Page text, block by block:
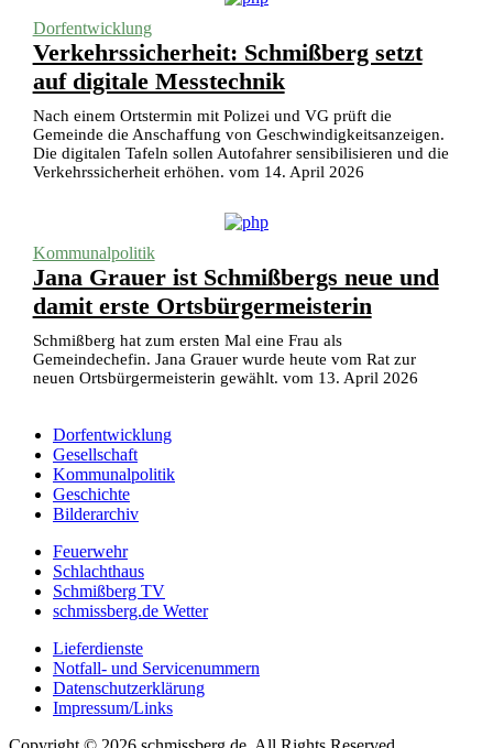
Dorfentwicklung
Verkehrssicherheit: Schmißberg setzt
auf digitale Messtechnik
Nach einem Ortstermin mit Polizei und VG prüft die
Gemeinde die Anschaffung von Geschwindigkeitsanzeigen.
Die digitalen Tafeln sollen Autofahrer sensibilisieren und die
Verkehrssicherheit erhöhen. vom 14. April 2026
Kommunalpolitik
Jana Grauer ist Schmißbergs neue und
damit erste Ortsbürgermeisterin
Schmißberg hat zum ersten Mal eine Frau als
Gemeindechefin. Jana Grauer wurde heute vom Rat zur
neuen Ortsbürgermeisterin gewählt. vom 13. April 2026
Dorfentwicklung
Gesellschaft
Kommunalpolitik
Geschichte
Bilderarchiv
Feuerwehr
Schlachthaus
Schmißberg TV
schmissberg.de Wetter
Lieferdienste
Notfall- und Servicenummern
Datenschutzerklärung
Impressum/Links